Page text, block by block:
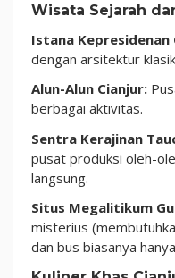
Wisata Sejarah
Istana Kepresidenan
dengan arsitektur
Alun-Alun Cianjur:
berbagai aktivitas.
Sentra Kerajinan
pusat produksi oleh-
langsung.
Situs Megalitikum
misterius
dan bus biasanya